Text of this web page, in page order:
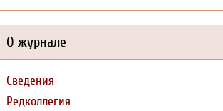
О журнале
Сведения
Редколлегия